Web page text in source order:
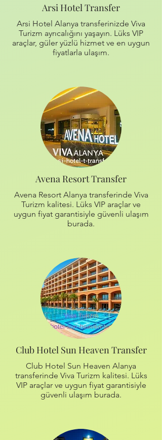
Arsi Hotel Transfer
Arsi Hotel Alanya transferinizde Viva
Turizm ayrıcalığını yaşayın. Lüks VIP
araçlar, güler yüzlü hizmet ve en uygun
fiyatlarla ulaşım.
Avena Resort Transfer
Avena Resort Alanya transferinde Viva
Turizm kalitesi. Lüks VIP araçlar ve
uygun fiyat garantisiyle güvenli ulaşım
burada.
Club Hotel Sun Heaven Transfer
Club Hotel Sun Heaven Alanya
transferinde Viva Turizm kalitesi. Lüks
VIP araçlar ve uygun fiyat garantisiyle
güvenli ulaşım burada.